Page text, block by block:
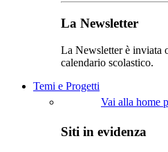
La Newsletter
La Newsletter è inviata
calendario scolastico.
Temi e Progetti
Vai alla home
Siti in evidenza